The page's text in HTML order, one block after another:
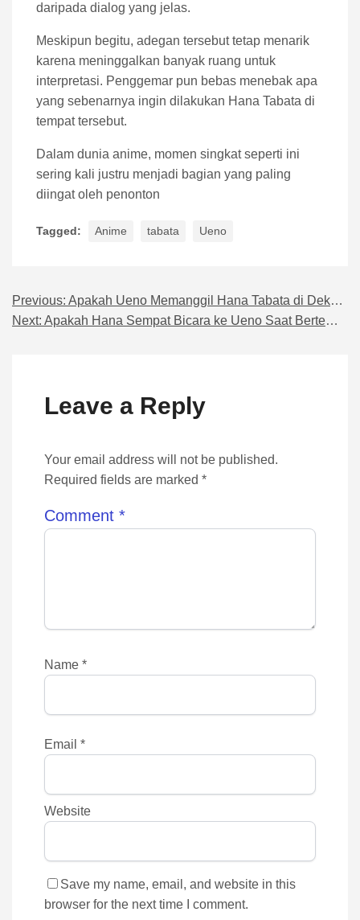
daripada dialog yang jelas.
Meskipun begitu, adegan tersebut tetap menarik
karena meninggalkan banyak ruang untuk
interpretasi. Penggemar pun bebas menebak apa
yang sebenarnya ingin dilakukan Hana Tabata di
tempat tersebut.
Dalam dunia anime, momen singkat seperti ini
sering kali justru menjadi bagian yang paling
diingat oleh penonton
Tagged: Anime tabata Ueno
Navigasi pos
Previous: Apakah Ueno Memanggil Hana Tabata di Dekat Brankasnya?
Next: Apakah Hana Sempat Bicara ke Ueno Saat Bertemu di Loker?
Leave a Reply
Your email address will not be published.
Required fields are marked *
Comment *
Name *
Email *
Website
Save my name, email, and website in this
browser for the next time I comment.